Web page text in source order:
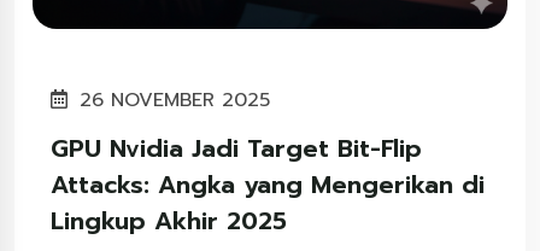
26 NOVEMBER 2025
GPU Nvidia Jadi Target Bit-Flip
Attacks: Angka yang Mengerikan di
Lingkup Akhir 2025